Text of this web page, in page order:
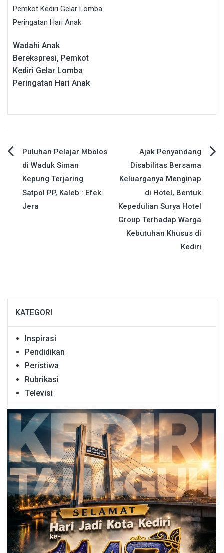
Wadahi Anak
Berekspresi, Pemkot
Kediri Gelar Lomba
Peringatan Hari Anak
Navigasi
pos
Puluhan Pelajar Mbolos
di Waduk Siman
Kepung Terjaring
Satpol PP, Kaleb : Efek
Jera
Ajak Penyandang
Disabilitas Bersama
Keluarganya Menginap
di Hotel, Bentuk
Kepedulian Surya Hotel
Group Terhadap Warga
Kebutuhan Khusus di
Kediri
KATEGORI
Inspirasi
Pendidikan
Peristiwa
Rubrikasi
Televisi